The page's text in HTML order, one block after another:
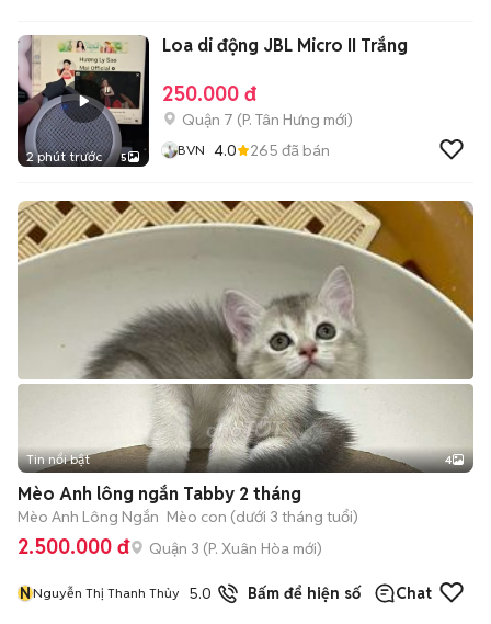
2 phút trước 5
Loa di động JBL Micro II Trắng
250.000 đ
Quận 7 (P. Tân Hưng mới)
BVN 4.0 265 đã bán
Tin nổi bật 4
Mèo Anh lông ngắn Tabby 2 tháng
Mèo Anh Lông Ngắn Mèo con (dưới 3 tháng tuổi)
2.500.000 đ Quận 3 (P. Xuân Hòa mới)
NNguyễn Thị Thanh Thủy 5.0 19 đã bán
Bấm để hiện số Chat